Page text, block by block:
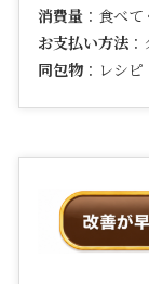
消費量：食べて
お支払い方法：
同包物：レシピ